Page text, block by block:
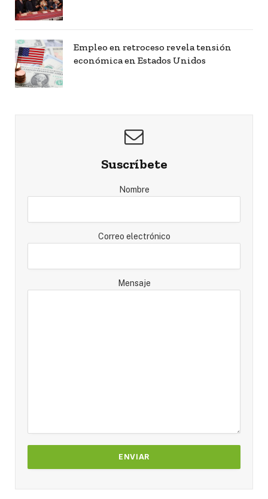
Empleo en retroceso revela tensión
económica en Estados Unidos
Suscríbete
Nombre
Correo electrónico
Mensaje